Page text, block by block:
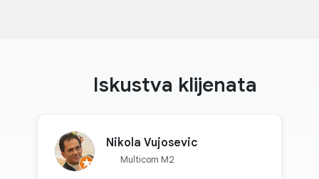
Iskustva klijenata
Nikola Vujosevic
Multicom M2